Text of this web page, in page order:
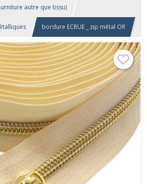
autre que tissu)
bordure ECRUE _ zip métal OR